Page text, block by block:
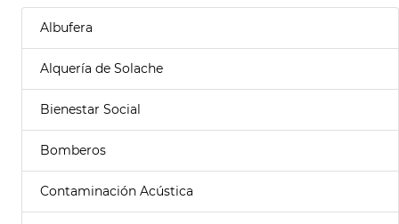
Albufera
Alquería de Solache
Bienestar Social
Bomberos
Contaminación Acústica